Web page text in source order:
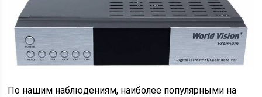
По нашим наблюдениям, наиболее популярными на